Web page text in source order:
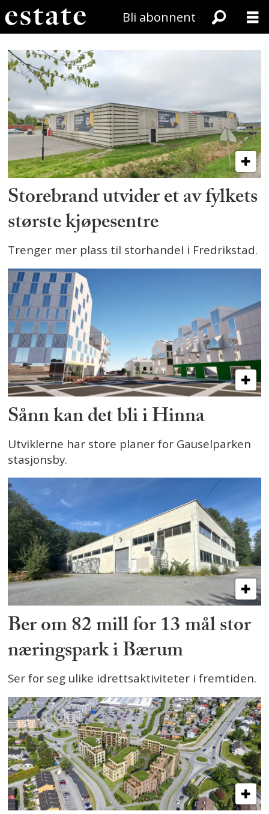
Bli abonnent
Utvikling
Storebrand utvider et av fylkets
største kjøpesentre
Trenger mer plass til storhandel i Fredrikstad.
Sånn kan det bli i Hinna
Utviklerne har store planer for Gauselparken
stasjonsby.
Ber om 82 mill for 13 mål stor
næringspark i Bærum
Ser for seg ulike idrettsaktiviteter i fremtiden.